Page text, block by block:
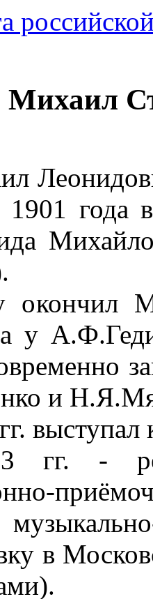
Михаил
года в
у
и
выступал
гг. -
в